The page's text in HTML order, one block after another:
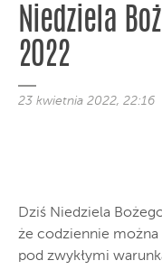
Niedziela
2022
23 kwietnia 2022, 22:16
Dziś Niedziela
że codziennie można
pod zwykłymi